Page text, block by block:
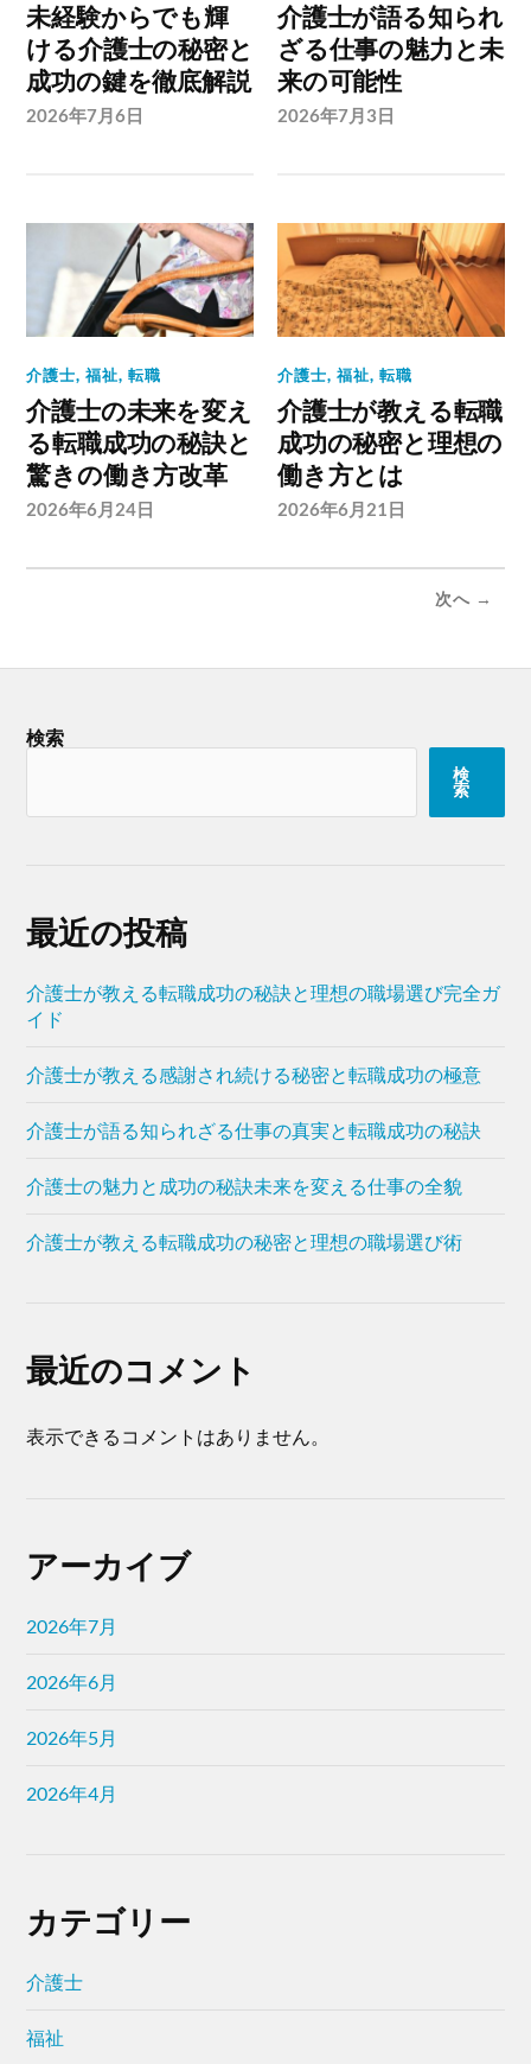
未経験からでも輝
ける介護士の秘密と
成功の鍵を徹底解説
2026年7月6日
介護士が語る知られ
ざる仕事の魅力と未
来の可能性
2026年7月3日
介護士,福祉,転職
介護士の未来を変え
る転職成功の秘訣と
驚きの働き方改革
2026年6月24日
介護士,福祉,転職
介護士が教える転職
成功の秘密と理想の
働き方とは
2026年6月21日
次へ →
検索
検
索
最近の投稿
介護士が教える転職成功の秘訣と理想の職場選び完全ガ
イド
介護士が教える感謝され続ける秘密と転職成功の極意
介護士が語る知られざる仕事の真実と転職成功の秘訣
介護士の魅力と成功の秘訣未来を変える仕事の全貌
介護士が教える転職成功の秘密と理想の職場選び術
最近のコメント
表示できるコメントはありません。
アーカイブ
2026年7月
2026年6月
2026年5月
2026年4月
カテゴリー
介護士
福祉